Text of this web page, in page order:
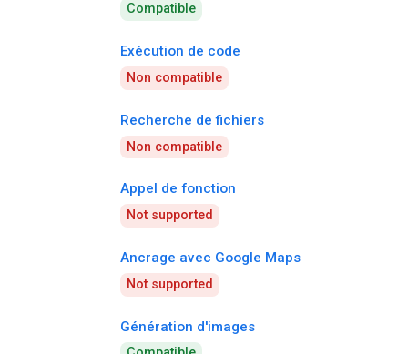
Compatible
Exécution de code
Non compatible
Recherche de fichiers
Non compatible
Appel de fonction
Not supported
Ancrage avec Google Maps
Not supported
Génération d'images